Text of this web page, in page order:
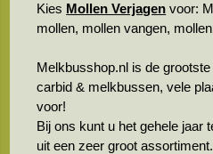
Kies Mollen Verjagen voor:
mollen, mollen vangen,
Melkbusshop.nl is de
carbid & melkbussen, vele
voor!
Bij ons kunt u het gehele jaar
uit een zeer groot assortiment.